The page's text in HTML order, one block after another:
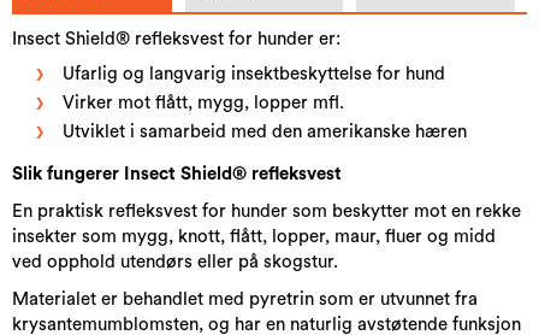
Insect Shield® refleksvest for hunder er:
Ufarlig og langvarig insektbeskyttelse for hund
Virker mot flått, mygg, lopper mfl.
Utviklet i samarbeid med den amerikanske hæren
Slik fungerer Insect Shield® refleksvest
En praktisk refleksvest for hunder som beskytter mot en rekke
insekter som mygg, knott, flått, lopper, maur, fluer og midd
ved opphold utendørs eller på skogstur.
Materialet er behandlet med pyretrin som er utvunnet fra
krysantemumblomsten, og har en naturlig avstøtende funksjon